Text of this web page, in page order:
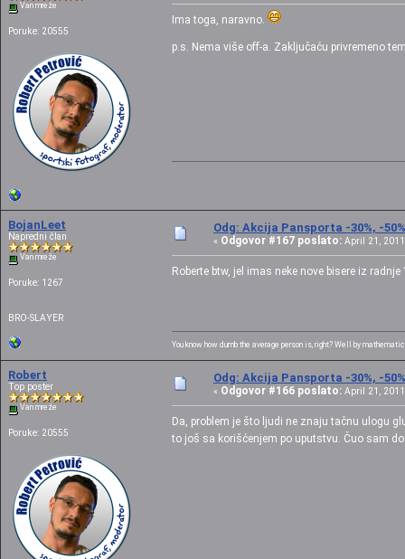
Van mreže
Poruke: 20555
Ima toga, naravno.
p.s. Nema više off-a. Zaključaću privremeno
BojanLeet
Napredni član
Van mreže
Poruke: 1267
BRO-SLAYER
Odg: Akcija Pansporta -30%, -50%
« Odgovor #167 poslato: April 21,
Roberte btw, jel imas neke nove bisere iz radnje
You know how dumb the average person is, right? Well by
Robert
Top poster
Van mreže
Poruke: 20555
Odg: Akcija Pansporta -30%, -50%
« Odgovor #166 poslato: April 21,
Da, problem je što ljudi ne znaju tačnu ulogu
to još sa korišćenjem po uputstvu. Čuo sam